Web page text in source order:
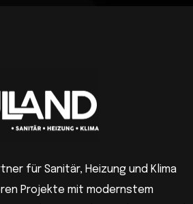
für Sanitär, Heizung und Klima
Projekte mit modernstem